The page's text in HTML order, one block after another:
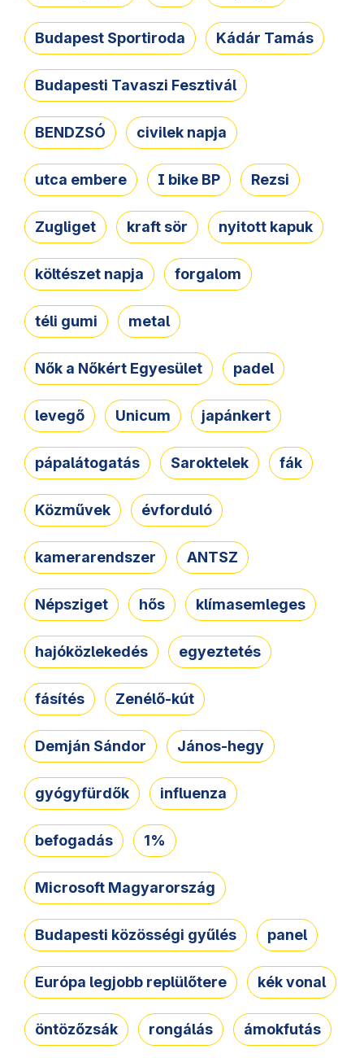
Budapest Sportiroda Kádár Tamás
Budapesti Tavaszi Fesztivál
BENDZSÓ civilek napja
utca embere I bike BP Rezsi
Zugliget kraft sör nyitott kapuk
költészet napja forgalom
téli gumi metal
Nők a Nőkért Egyesület padel
levegő Unicum japánkert
pápalátogatás Saroktelek fák
Közművek évforduló
kamerarendszer ANTSZ
Népsziget hős klímasemleges
hajóközlekedés egyeztetés
fásítés Zenélő-kút
Demján Sándor János-hegy
gyógyfürdők influenza
befogadás 1%
Microsoft Magyarország
Budapesti közösségi gyűlés panel
Európa legjobb replülőtere kék vonal
öntözőzsák rongálás ámokfutás